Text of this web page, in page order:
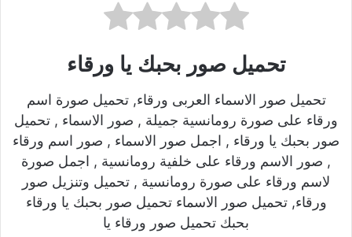
تحميل صور بحبك يا ورقاء
تحميل صور الاسماء العربى ورقاء, تحميل صورة اسم
ورقاء على صورة رومانسية جميلة , صور الاسماء , تحميل
صور بحبك يا ورقاء , اجمل صور الاسماء , صور اسم ورقاء
, صور الاسم ورقاء على خلفية رومانسية , اجمل صورة
لاسم ورقاء على صورة رومانسية , تحميل وتنزيل صور
ورقاء, تحميل صور الاسماء تحميل صور بحبك يا ورقاء
بحبك تحميل صور ورقاء يا